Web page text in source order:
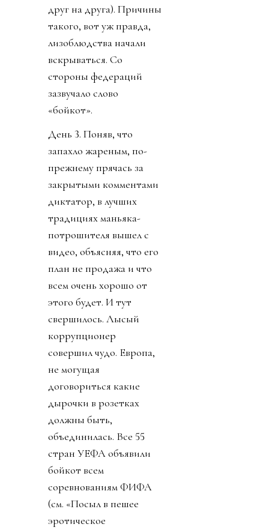
друг на друга). Причины
такого, вот уж правда,
лизоблюдства начали
вскрываться. Со
стороны федераций
зазвучало слово
«бойкот».
День 3. Поняв, что
запахло жареным, по-
прежнему прячась за
закрытыми комментами
диктатор, в лучших
традициях маньяка-
потрошителя вышел с
видео, объясняя, что его
план не продажа и что
всем очень хорошо от
этого будет. И тут
свершилось. Лысый
коррупционер
совершил чудо. Европа,
не могущая
договориться какие
дырочки в розетках
должны быть,
объединилась. Все 55
стран УЕФА объявили
бойкот всем
соревнованиям ФИФА
(см. «Посыл в пешее
эротическое